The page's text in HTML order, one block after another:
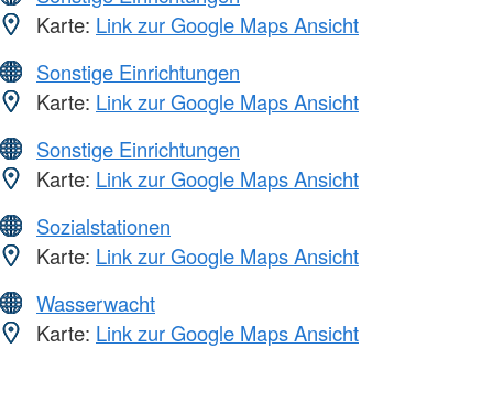
Karte: Link zur Google Maps Ansicht
Sonstige Einrichtungen
Karte: Link zur Google Maps Ansicht
Sonstige Einrichtungen
Karte: Link zur Google Maps Ansicht
Sozialstationen
Karte: Link zur Google Maps Ansicht
Wasserwacht
Karte: Link zur Google Maps Ansicht